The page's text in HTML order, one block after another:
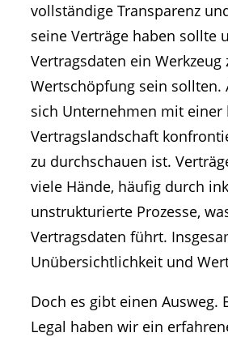
vollständige Transparenz
seine Verträge haben sollte
Vertragsdaten ein Werkzeug
Wertschöpfung sein sollten.
sich Unternehmen mit einer
Vertragslandschaft
zu durchschauen ist.
viele Hände, häufig durch
unstrukturierte Prozesse,
Vertragsdaten führt.
Unübersichtlichkeit und
Doch es gibt einen Ausweg.
Legal haben wir ein